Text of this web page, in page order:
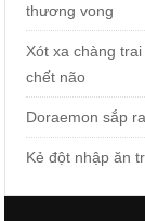
thương vong
Xót xa chàng
chết não
Doraemon sắp
Kẻ đột nhập ăn